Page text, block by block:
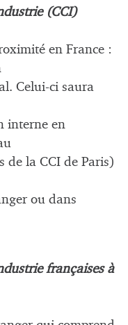
(CCI)
en France :
Celui-ci saura
interne en
de la CCI de Paris)
ou dans
françaises à